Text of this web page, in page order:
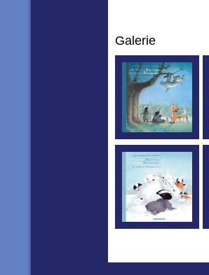
Galerie